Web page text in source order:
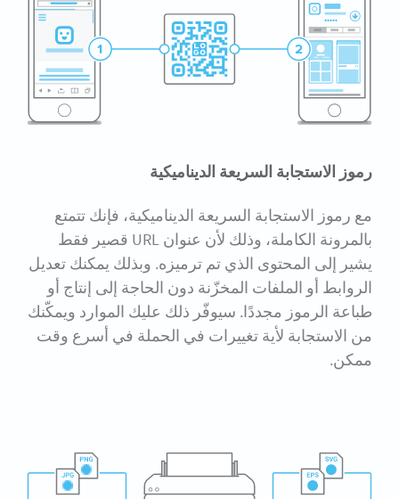
رموز الاستجابة السريعة الديناميكية
مع رموز الاستجابة السريعة الديناميكية، فإنك تتمتع
بالمرونة الكاملة، وذلك لأن عنوان URL قصير فقط
يشير إلى المحتوى الذي تم ترميزه. وبذلك يمكنك تعديل
الروابط أو الملفات المخزّنة دون الحاجة إلى إنتاج أو
طباعة الرموز مجددًا. سيوفّر ذلك عليك الموارد ويمكّنك
من الاستجابة لأية تغييرات في الحملة في أسرع وقت
ممكن.